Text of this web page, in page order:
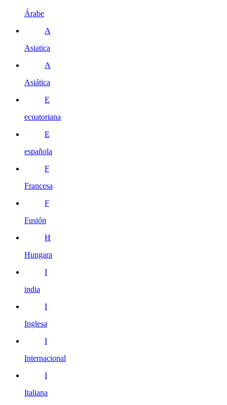
Árabe
A
Asiatica
A
Asiática
E
ecuatoriana
E
española
F
Francesa
F
Fusión
H
Hungara
I
india
I
Inglesa
I
Internacional
I
Italiana